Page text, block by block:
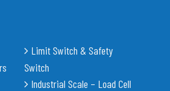
Limit Switch & Safety
Switch
Industrial Scale – Load Cell